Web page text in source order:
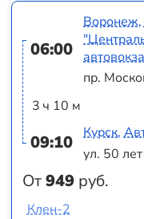
06:00
3 ч 10 м
09:10
От949 руб.
Воронеж,
пр.
Курск,
ул. 50
Клен-2